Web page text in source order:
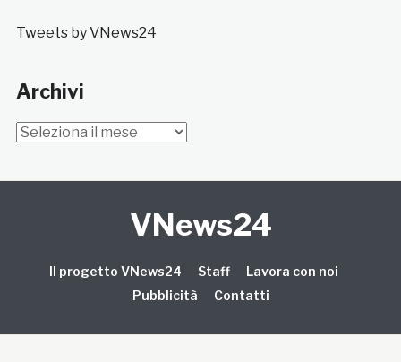
Tweets by VNews24
Archivi
Archivi
VNews24
Il progetto VNews24 Staff
Lavora con noi
Pubblicità
Contatti